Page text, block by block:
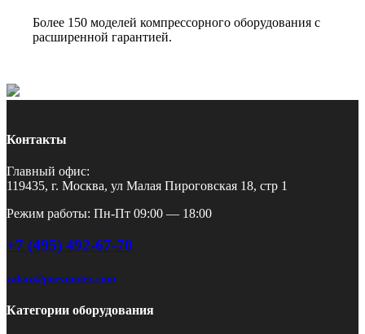
Более 150 моделей компрессорного оборудования с
расширенной гарантией.
Контакты
Главный офис:
119435, г. Москва, ул Малая Пироговская 18, стр 1
Режим работы: Пн-Пт 09:00 — 18:00
+7 (495) 492-67-70
zakaz@pnevmotex.com
Категории оборудования